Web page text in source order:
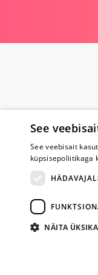
See
See veebisait
küpsisepoliitikaga
NÄITA